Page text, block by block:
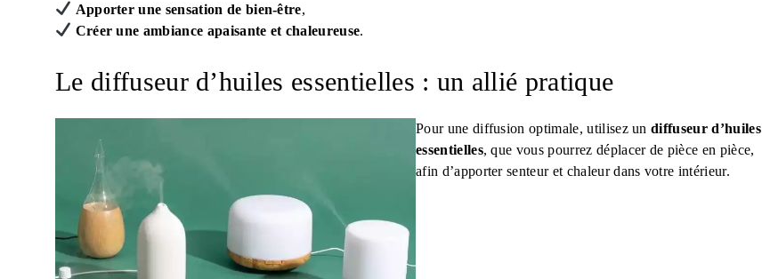
Apporter une sensation de bien-être,
Créer une ambiance apaisante et chaleureuse.
Le diffuseur d’huiles essentielles : un allié pratique
Pour une diffusion optimale, utilisez undiffuseur d’huiles
essentielles, que vous pourrez déplacer de pièce en pièce,
afin d’apporter senteur et chaleur dans votre intérieur.